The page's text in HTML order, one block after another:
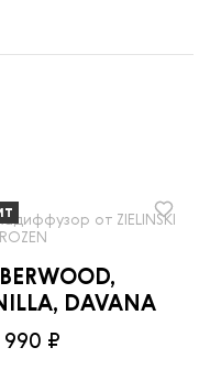
от ZIELINSKI
DAVANA
990 ₽